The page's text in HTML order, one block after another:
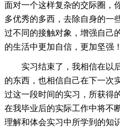
面对一个这样复杂的交际圈，
多优秀的多西，去除自身的一
过不同的接触对象，增强自己
的生活中更加自信，更加坚强！
实习结束了，我相信在以
的东西，也相信自己在下一次
过这一段时间的实习，所获得
在我毕业后的实际工作中将不
理解和体会实习中所学到的知